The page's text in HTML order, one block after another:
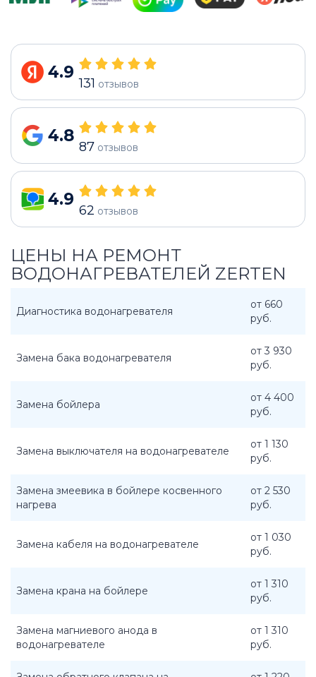
4.9
131 отзывов
4.8
87 отзывов
4.9
62 отзывов
ЦЕНЫ НА РЕМОНТ
ВОДОНАГРЕВАТЕЛЕЙ ZERTEN
Диагностика водонагревателя
от 660
руб.
Замена бака водонагревателя
от 3 930
руб.
Замена бойлера
от 4 400
руб.
Замена выключателя на водонагревателе
от 1 130
руб.
Замена змеевика в бойлере косвенного
нагрева
от 2 530
руб.
Замена кабеля на водонагревателе
от 1 030
руб.
Замена крана на бойлере
от 1 310
руб.
Замена магниевого анода в
водонагревателе
от 1 310
руб.